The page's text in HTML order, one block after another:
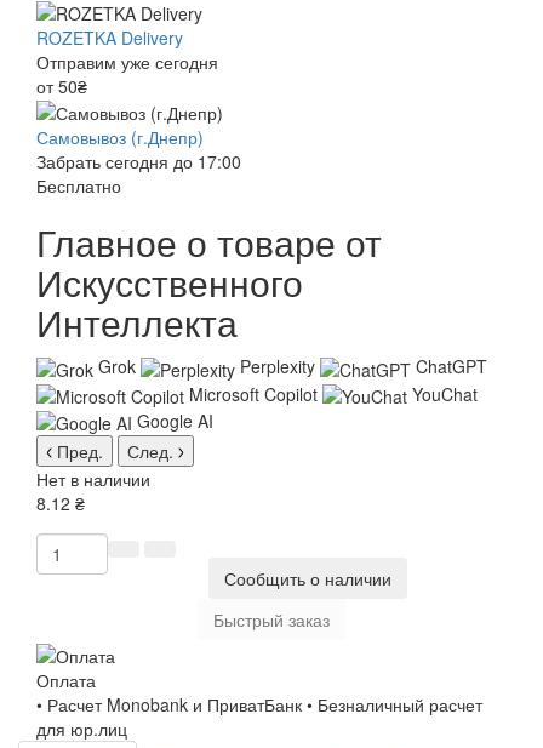
ROZETKA Delivery
Отправим уже сегодня
от 50₴
Самовывоз (г.Днепр)
Забрать сегодня до 17:00
Бесплатно
Главное о товаре от
Искусственного
Интеллекта
Grok Perplexity
ChatGPT
Microsoft Copilot
YouChat
Google AI
Пред.
След.
Нет в наличии
8.12 ₴
Сообщить о наличии
Быстрый заказ
Оплата
• Расчет Monobank и ПриватБанк • Безналичный расчет
для юр.лиц